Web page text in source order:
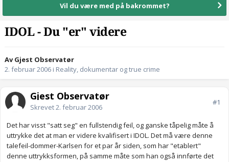
Vil du være med på bakrommet?
IDOL - Du "er" videre
Av Gjest Observatør
2. februar 2006 i Reality, dokumentar og true crime
Gjest Observatør
Skrevet2. februar 2006
#1
Det har visst "satt seg" en fullstendig feil, og ganske tåpelig måte å
uttrykke det at man er videre kvalifisert i IDOL. Det må være denne
talefeil-dommer-Karlsen for et par år siden, som har "etablert"
denne uttrykksformen, på samme måte som han også innførte det